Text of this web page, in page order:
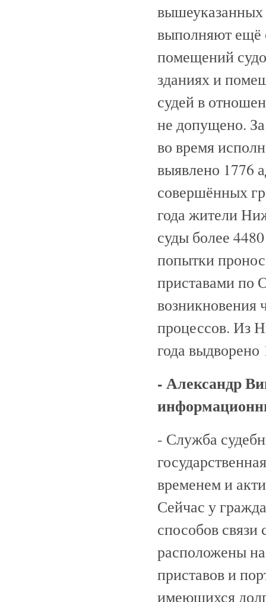
выполняют ещё
помещений
зданиях и
судей в
не допущено.
во время
выявлено 1776
совершённых
года жители
суды более
попытки
приставами по
возникновения
процессов. Из
года
- Александр
- Служба
временем и
Сейчас у
способов связи
расположены
приставов и
имеющихся